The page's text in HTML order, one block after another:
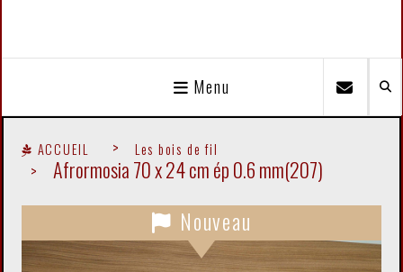
Menu
ACCUEIL Les bois de fil
Afrormosia 70 x 24 cm ép 0.6 mm(207)
Nouveau